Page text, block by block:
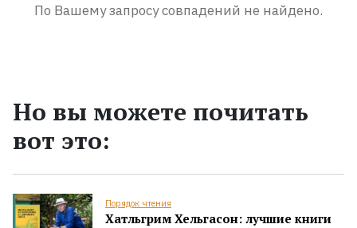
По Вашему запросу совпадений не найдено.
Но вы можете почитать
вот это:
Порядок чтения
Хатльгрим Хельгасон: лучшие книги